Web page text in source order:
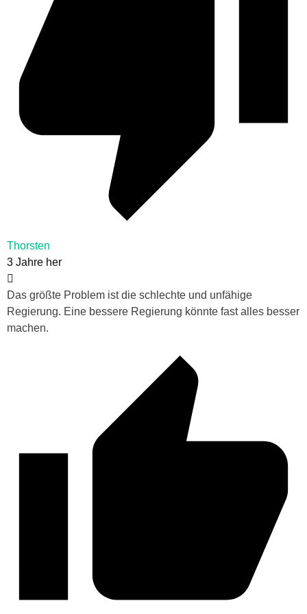
Thorsten
3 Jahre her
Das größte Problem ist die schlechte und unfähige
Regierung. Eine bessere Regierung könnte fast alles besser
machen.